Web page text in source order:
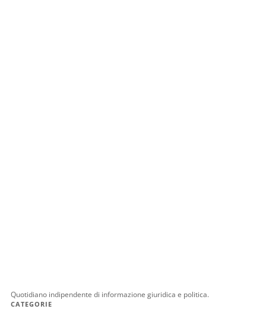
Quotidiano indipendente di informazione giuridica e politica.
CATEGORIE